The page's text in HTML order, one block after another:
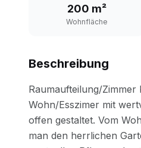
200 m²
Wohnfläche
Beschreibung